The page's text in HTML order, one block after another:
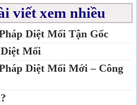
viết xem nhiều
Diệt Mối Tận Gốc
Mối
Diệt Mối Mới – Công